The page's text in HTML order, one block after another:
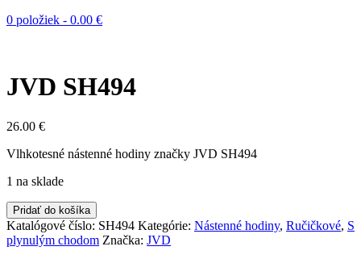
0 položiek - 0.00 €
JVD SH494
26.00 €
Vlhkotesné nástenné hodiny značky JVD SH494
1 na sklade
Pridať do košíka
Katalógové číslo: SH494 Kategórie: Nástenné hodiny, Ručičkové, S
plynulým chodom Značka: JVD